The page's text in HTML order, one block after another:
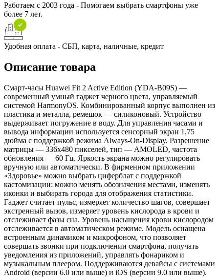
Работаем с 2003 года - Помогаем выбрать смартфоны уже
более 7 лет.
Удобная оплата - СБП, карта, наличные, кредит
Описание товара
Смарт-часы Huawei Fit 2 Active Edition (YDA-B09S) —
современный умный гаджет черного цвета, управляемый
системой HarmonyOS. Комбинированный корпус выполнен из
пластика и металла, ремешок — силиконовый. Устройство
выдерживает погружение в воду. Для управления часами и
вывода информации используется сенсорный экран 1,75
дюйма с поддержкой режима Always-On-Display. Разрешение
матрицы — 336х480 пикселей, тип — AMOLED, частота
обновления — 60 Гц. Яркость экрана можно регулировать
вручную или автоматически. В фирменном приложении
«Здоровье» можно выбрать циферблат с поддержкой
кастомизации: можно менять обозначения местами, изменять
иконки и выбирать города для отображения статистики.
Гаджет считает пульс, измеряет количество шагов, совершает
экстренный вызов, измеряет уровень кислорода в крови и
отслеживает фазы сна. Уровень насыщения крови кислородом
отслеживается в автоматическом режиме. Модель оснащена
встроенным динамиком и микрофоном, что позволяет
совершать звонки при подключении смартфона, получать
уведомления из приложений, управлять фонариком и
музыкальным плеером. Поддерживаются девайсы с системами
Android (версии 6.0 или выше) и iOS (версии 9.0 или выше).